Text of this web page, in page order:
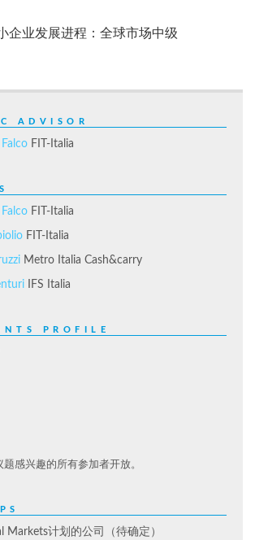
企业发展进程：全球市场中级
ADVISOR
FIT-Italia
FIT-Italia
FIT-Italia
Metro Italia Cash&carry
IFS Italia
PROFILE
感兴趣的所有参加者开放。
Markets计划的公司（待确定）